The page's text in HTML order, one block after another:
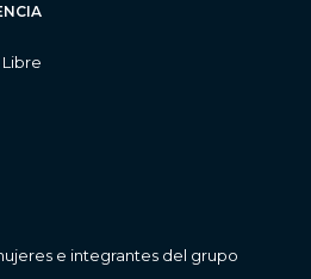
e integrantes del grupo